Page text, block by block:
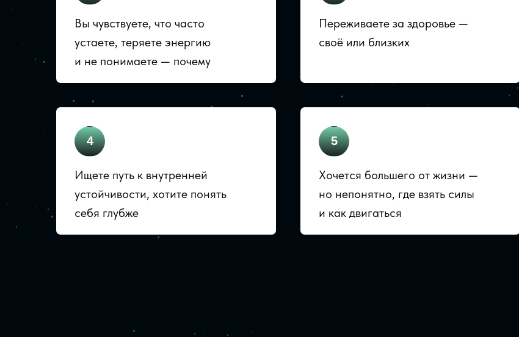
Вы чувствуете, что часто
устаете, теряете энергию
и не понимаете — почему
Переживаете за здоровье —
своё или близких
Хочется большего от жизни —
но непонятно, где взять силы
и как двигаться
4
Ищете путь к внутренней
устойчивости, хотите понять
себя глубже
5